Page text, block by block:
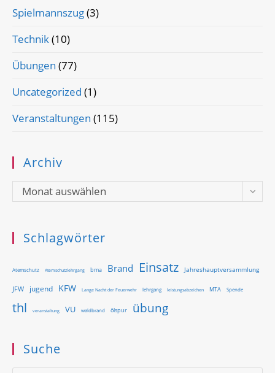
Spielmannszug(3)
Technik(10)
Übungen (77)
Uncategorized (1)
Veranstaltungen (115)
Archiv
Archiv
Monat auswählen
Schlagwörter
Atemschutz Atemschutzlehrgang bma Brand Einsatz Jahreshauptversammlung
JFW jugend KFW Lange Nacht der Feuerwehr lehrgang leistungsabzeichen MTA Spende
thl veranstaltung VU waldbrand ölspur übung
Suche